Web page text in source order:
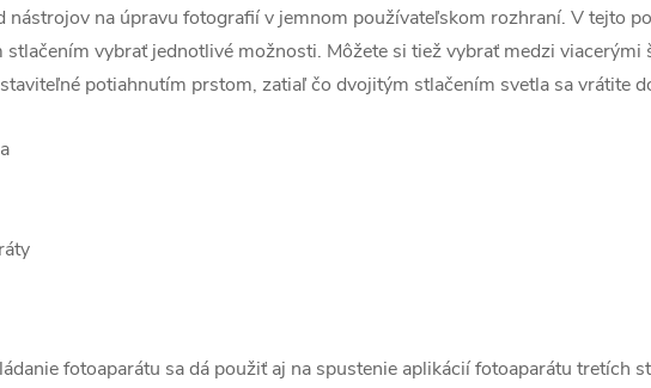
nástrojov na úpravu fotografií v jemnom používateľskom rozhraní. V tejto
stlačením vybrať jednotlivé možnosti. Môžete si tiež vybrať medzi
potiahnutím prstom, zatiaľ čo dvojitým stlačením svetla sa vrátite
fotoaparátu sa dá použiť aj na spustenie aplikácií fotoaparátu tretích